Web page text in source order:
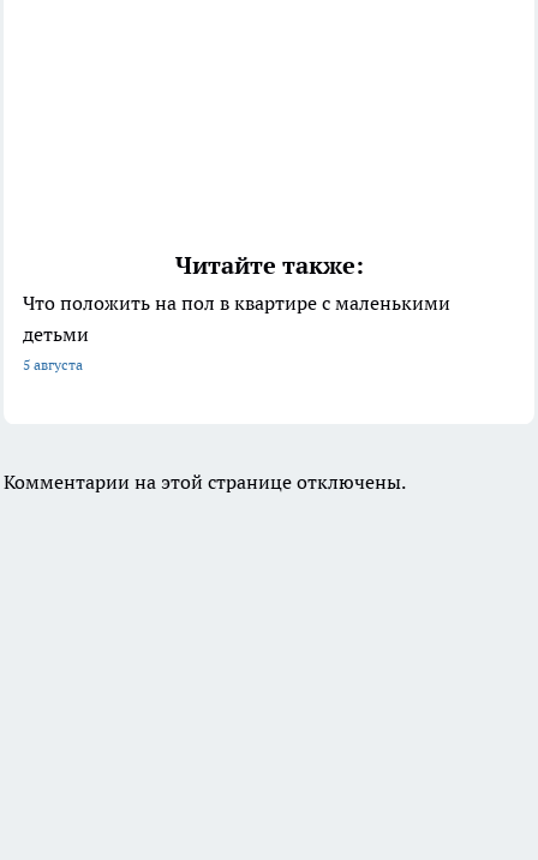
Читайте также:
Что положить на пол в квартире с маленькими
детьми
5 августа
Комментарии на этой странице отключены.